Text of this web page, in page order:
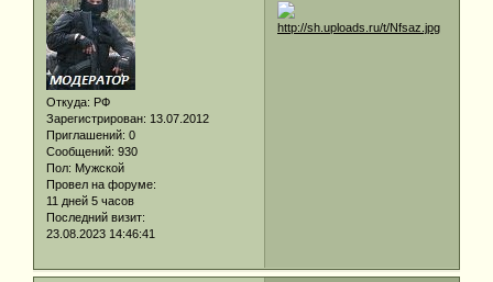
Откуда: РФ
Зарегистрирован: 13.07.2012
Приглашений: 0
Сообщений: 930
Пол: Мужской
Провел на форуме:
11 дней 5 часов
Последний визит:
23.08.2023 14:46:41